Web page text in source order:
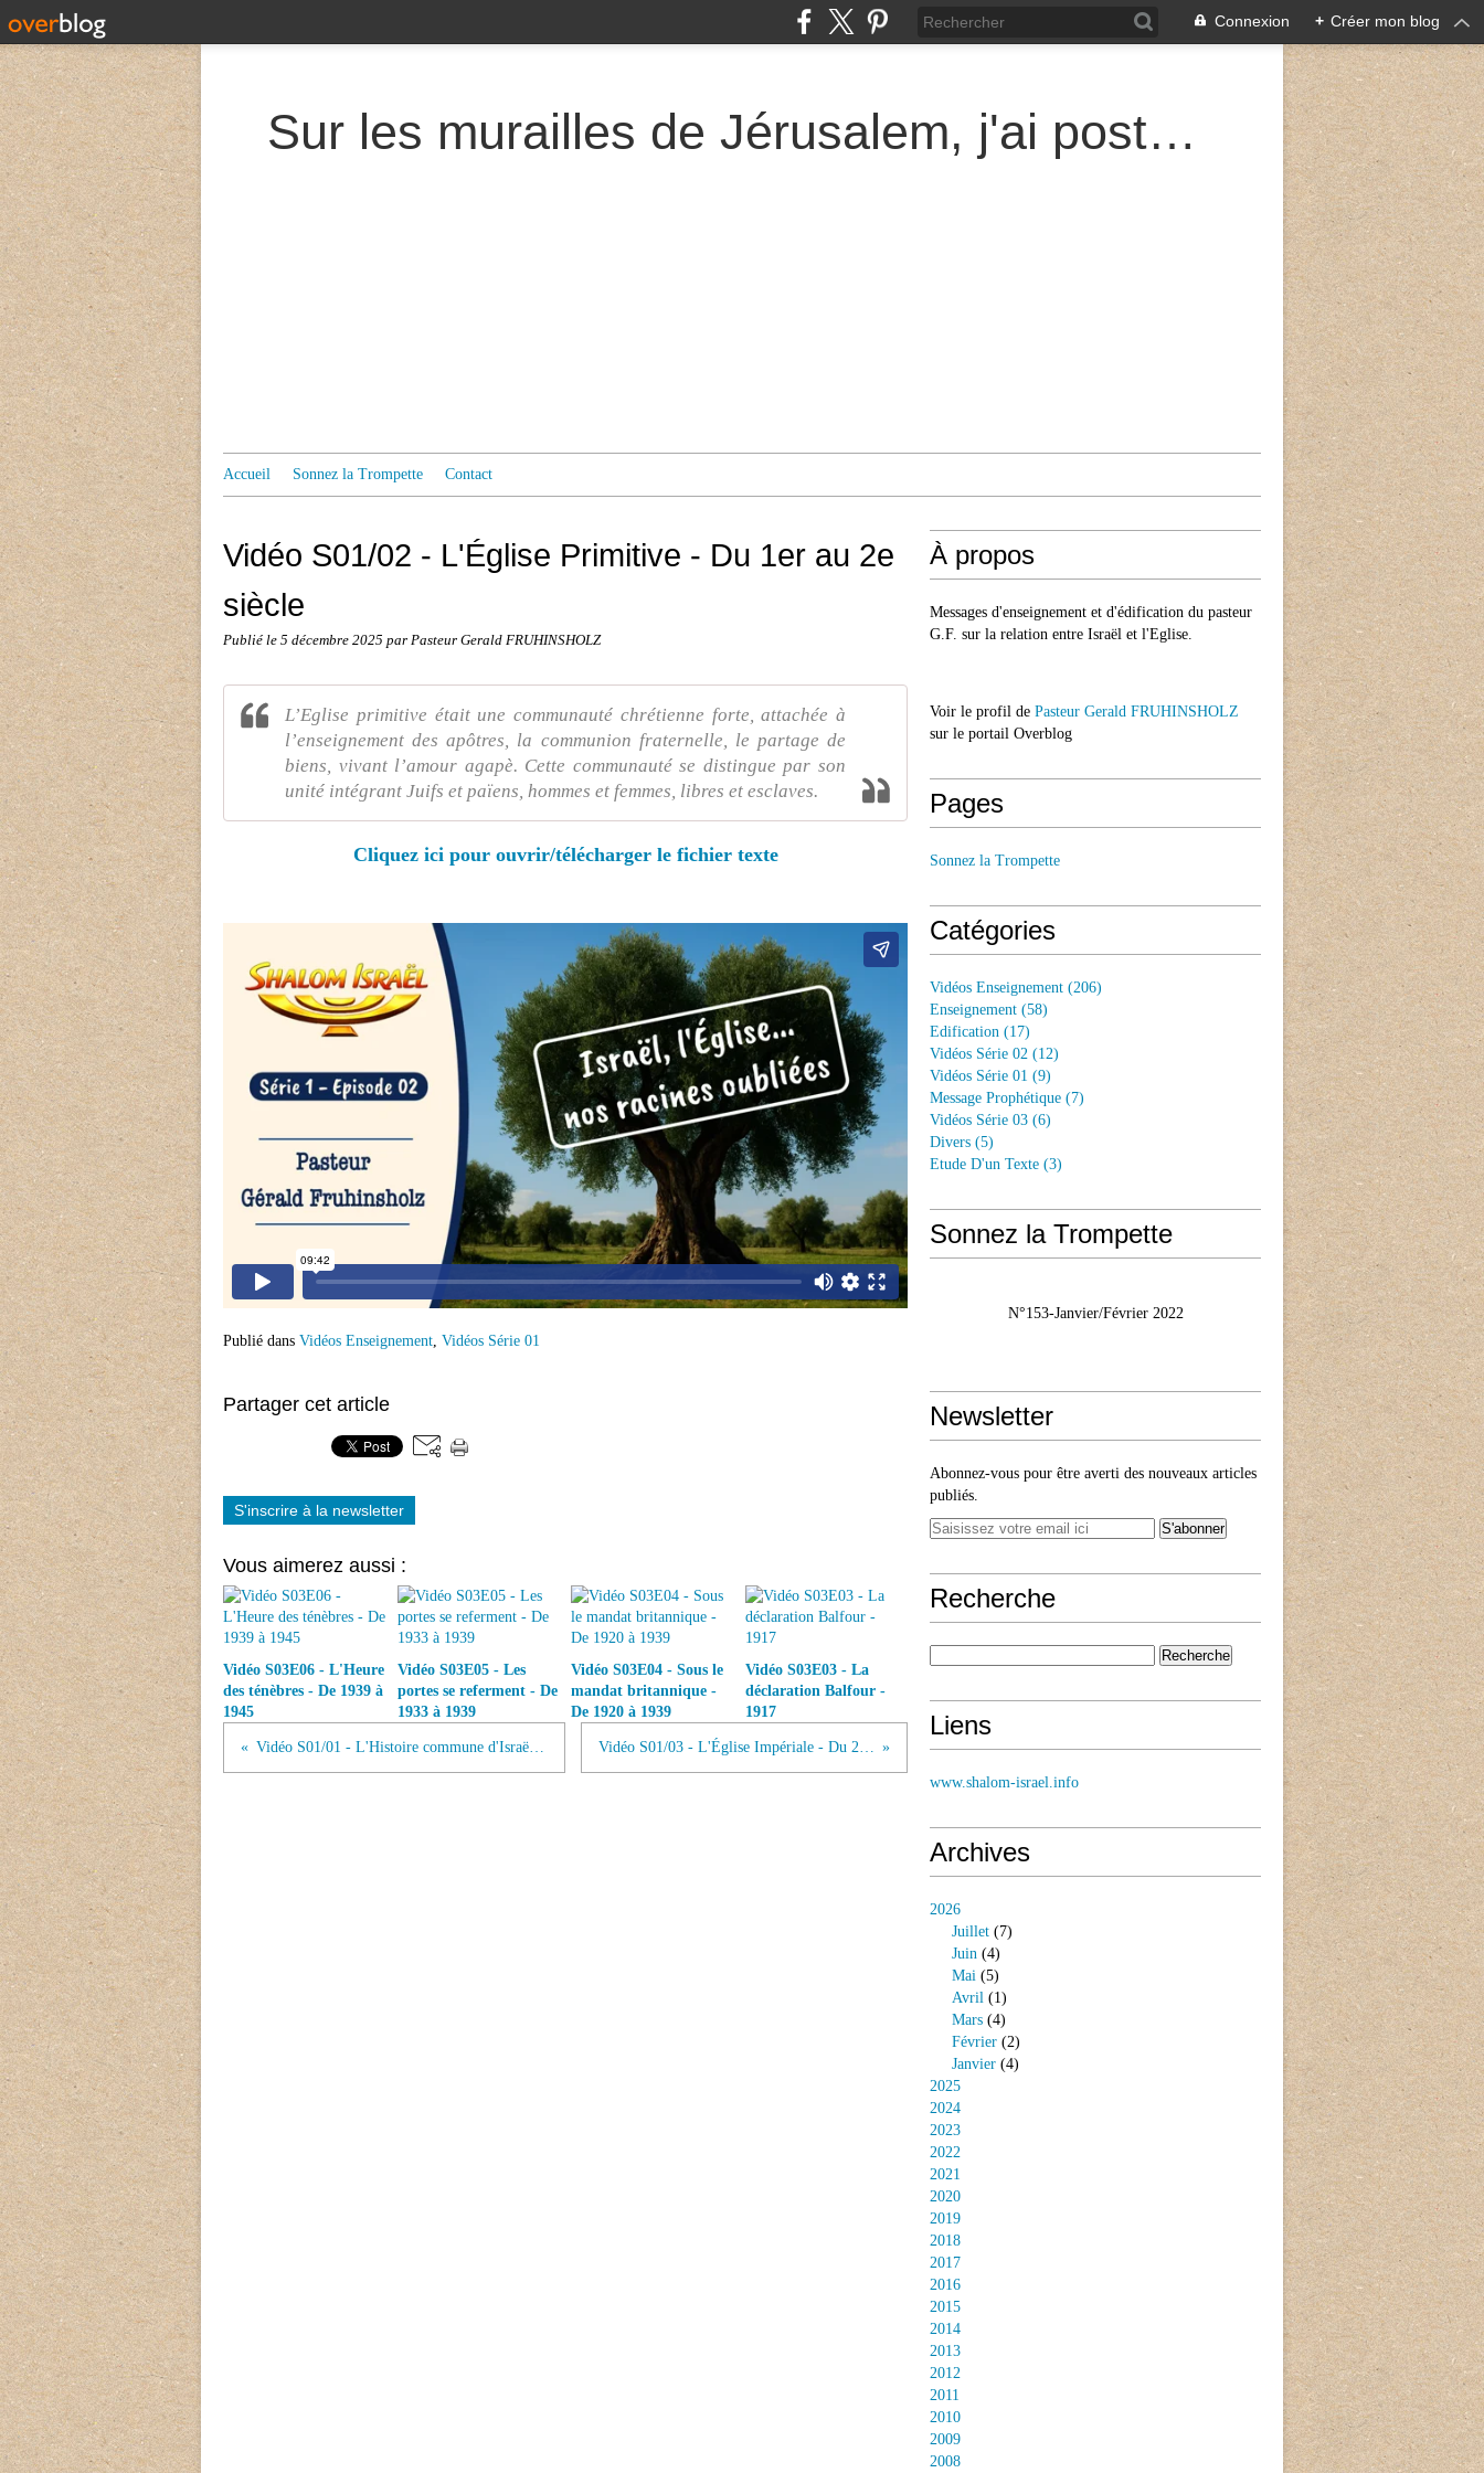
Connexion + Créer mon blog
Sur les murailles de Jérusalem, j'ai posté des gardes
Accueil Sonnez la Trompette Contact
Vidéo S01/02 - L'Église Primitive - Du 1er au 2e
siècle
Publié le 5 décembre 2025 par Pasteur Gerald FRUHINSHOLZ
L’Eglise primitive était une communauté chrétienne forte, attachée à
l’enseignement des apôtres, la communion fraternelle, le partage de
biens, vivant l’amour agapè. Cette communauté se distingue par son
unité intégrant Juifs et païens, hommes et femmes, libres et esclaves.
Cliquez ici pour ouvrir/télécharger le fichier texte
Publié dans Vidéos Enseignement Vidéos Série 01
Partager cet article
S'inscrire à la newsletter
Vous aimerez aussi :
Vidéo S03E06 - L'Heure
des ténèbres - De 1939 à
1945
Vidéo S03E05 - Les
portes se referment - De
1933 à 1939
Vidéo S03E04 - Sous le
mandat britannique -
De 1920 à 1939
Vidéo S03E03 - La
déclaration Balfour -
1917
À propos
Messages d'enseignement et d'édification du pasteur
G.F. sur la relation entre Israël et l'Eglise.
Voir le profil de Pasteur Gerald FRUHINSHOLZ
sur le portail Overblog
Pages
Sonnez la Trompette
Catégories
Vidéos Enseignement (206)
Enseignement (58)
Edification (17)
Vidéos Série 02 (12)
Vidéos Série 01 (9)
Message Prophétique (7)
Vidéos Série 03 (6)
Divers (5)
Etude D'un Texte (3)
Sonnez la Trompette
N°153-Janvier/Février 2022
Newsletter
Abonnez-vous pour être averti des nouveaux articles
publiés.
Recherche
Liens
www.shalom-israel.info
Archives
2026
Juillet (7)
Juin (4)
Mai (5)
Avril (1)
Mars (4)
Février (2)
Janvier (4)
2025
2024
2023
2022
2021
2020
2019
2018
2017
2016
2015
2014
2013
2012
2011
2010
2009
2008